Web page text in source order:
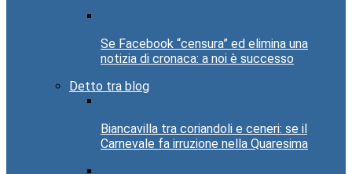
Se Facebook “censura” ed elimina una
notizia di cronaca: a noi è successo
Detto tra blog
Biancavilla tra coriandoli e ceneri: se il
Carnevale fa irruzione nella Quaresima